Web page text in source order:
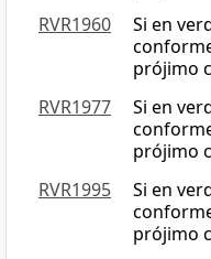
RVR1960
Si en
prójimo
RVR1977
Si en
prójimo
RVR1995
Si en
prójimo